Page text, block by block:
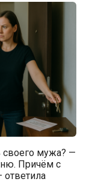
мужа? —
Причём с
ответила